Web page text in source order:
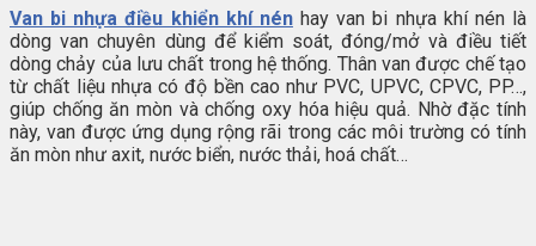
Van bi nhựa điều khiển khí nénhay van bi nhựa khí nén là
dòng van chuyên dùng để kiểm soát, đóng/mở và điều tiết
dòng chảy của lưu chất trong hệ thống. Thân van được chế tạo
từ chất liệu nhựa có độ bền cao như PVC, UPVC, CPVC, PP…,
giúp chống ăn mòn và chống oxy hóa hiệu quả. Nhờ đặc tính
này, van được ứng dụng rộng rãi trong các môi trường có tính
ăn mòn như axit, nước biển, nước thải, hoá chất…